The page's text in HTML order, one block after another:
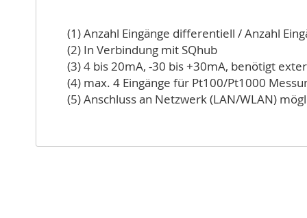
(1) Anzahl Eingänge differentiell / Anzahl
(2) In Verbindung mit SQhub
(3) 4 bis 20mA, -30 bis +30mA, benötigt
(4) max. 4 Eingänge für Pt100/Pt1000
(5) Anschluss an Netzwerk (LAN/WLAN)